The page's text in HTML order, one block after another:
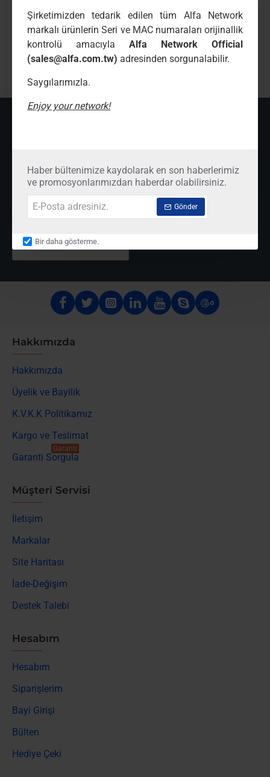
Şirketimizden tedarik edilen tüm Alfa Network
markalı ürünlerin Seri ve MAC numaraları orijinallik
kontrolü amacıyla Alfa Network Official
(sales@alfa.com.tw) adresinden sorgunalabilir.
Saygılarımızla.
Enjoy your network!
Haber bültenimize kaydolarak en son haberlerimiz
ve promosyonlarımızdan haberdar olabilirsiniz.
Posta
adresiniz.
Gönder
Bir daha gösterme.
Etiketler: zt-p2-fap780s 1200mbps dual band
access point 9647m kablosuz ağ ürünleri
SON İNCELENENLER
₺9.720,00
₺10.368,
Hakkımızda
Hakkımızda
Üyelik ve Bayilik
K.V.K.K Politikamız
Kargo ve Teslimat
Garanti Sorgula
Garanti
Müşteri Servisi
İletişim
Markalar
Site Haritası
İade-Değişim
Destek Talebi
Hesabım
Hesabım
Siparişlerim
Bayi Girişi
Bülten
Hediye Çeki